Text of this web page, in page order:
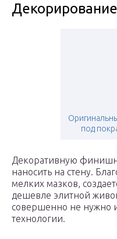
Декорирование
под
Декоративную
наносить на стену.
мелких мазков,
дешевле элитной
совершенно не нужно
технологии.